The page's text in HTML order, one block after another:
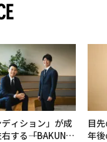
ディション」が成
する――「BAKUN
目
年